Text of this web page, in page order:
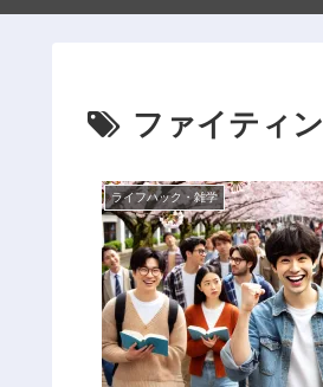
ファイティン
ライフハック・雑学